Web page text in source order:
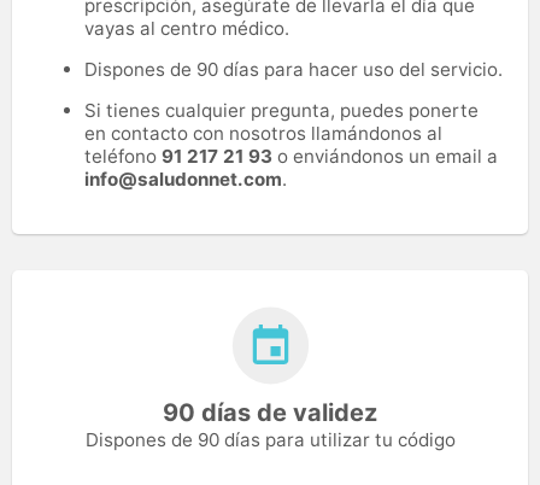
prescripción, asegúrate de llevarla el día que
vayas al centro médico.
Dispones de 90 días para hacer uso del servicio.
Si tienes cualquier pregunta, puedes ponerte
en contacto con nosotros llamándonos al
teléfono 91 217 21 93 o enviándonos un email a
info@saludonnet.com.
90 días de validez
Dispones de 90 días para utilizar tu código